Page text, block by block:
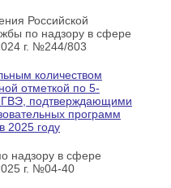
Российской
по надзору в сфере
г. №244/803
количеством
отметкой по 5-
ГВЭ, подтверждающими
программ
2025 году
надзору в сфере
г. №04-40